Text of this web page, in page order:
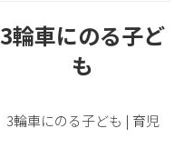
3輪車にのる子ど
も
3輪車にのる子ども | 育児